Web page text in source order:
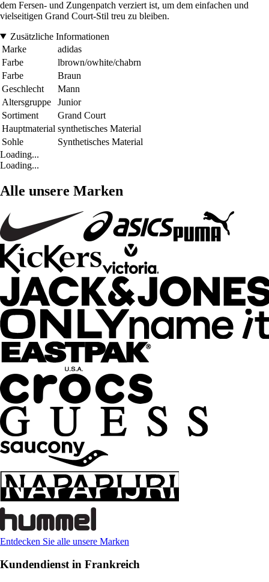
dem Fersen- und Zungenpatch verziert ist, um dem einfachen und
vielseitigen Grand Court-Stil treu zu bleiben.
Zusätzliche Informationen
Marke
adidas
Farbe
lbrown/owhite/chabrn
Farbe
Braun
Geschlecht
Mann
Altersgruppe
Junior
Sortiment
Grand Court
Hauptmaterial synthetisches Material
Sohle
Synthetisches Material
Loading...
Loading...
Alle unsere Marken
Entdecken Sie alle unsere Marken
Kundendienst in Frankreich